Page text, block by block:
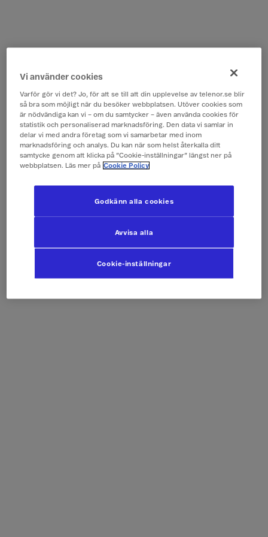
Vi använder cookies
Varför gör vi det? Jo, för att se till att din upplevelse av telenor.se blir
så bra som möjligt när du besöker webbplatsen. Utöver cookies som
är nödvändiga kan vi – om du samtycker – även använda cookies för
statistik och personaliserad marknadsföring. Den data vi samlar in
delar vi med andra företag som vi samarbetar med inom
marknadsföring och analys. Du kan när som helst återkalla ditt
samtycke genom att klicka på ”Cookie-inställningar” längst ner på
webbplatsen. Läs mer på Cookie Policy
Cookie-inställningar
Avvisa alla
Godkänn alla cookies